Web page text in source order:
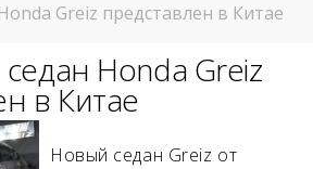
месте?
Greiz представлен в Китае
Honda Greiz
в Китае
Новый седан Greiz от